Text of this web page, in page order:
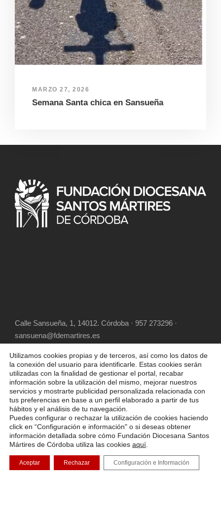
MARZO 27, 2026
Semana Santa chica en Sansueña
Calle Sansueña, 1, 14012. Córdoba · 957 273296 ·
sansuena@fdemartires.es
COPYRIGHT 2025 FUNDACIÓN DIOCESANA
SANTOS MÁRTIRES, ALL RIGHT RESERVED
POLÍTICA DE COOKIES AVISO LEGAL
POLÍTICA DE PRIVACIDAD
Utilizamos cookies propias y de terceros, así como los datos de
la conexión del usuario para identificarle. Estas cookies serán
utilizadas con la finalidad de gestionar el portal, recabar
información sobre la utilización del mismo, mejorar nuestros
servicios y mostrarte publicidad personalizada relacionada con
tus preferencias en base a un perfil elaborado a partir de tus
hábitos y el análisis de tu navegación.
Puedes configurar o rechazar la utilización de cookies haciendo
click en “Configuración e información" o si deseas obtener
información detallada sobre cómo Fundación Diocesana Santos
Mártires de Córdoba utiliza las cookies aquí
Aceptar Rechazar Configuración e Información